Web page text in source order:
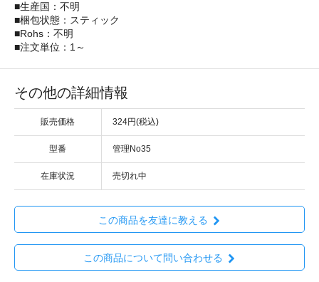
■生産国：不明
■梱包状態：スティック
■Rohs：不明
■注文単位：1～
その他の詳細情報
販売価格 324円(税込)
型番 管理No35
在庫状況 売切れ中
この商品を友達に教える
この商品について問い合わせる